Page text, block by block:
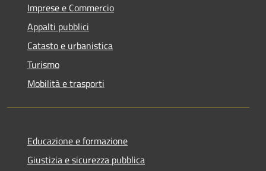
Imprese e Commercio
Appalti pubblici
Catasto e urbanistica
Turismo
Mobilità e trasporti
Educazione e formazione
Giustizia e sicurezza pubblica